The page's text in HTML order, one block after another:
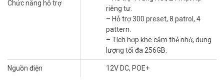
Chức năng hỗ trợ
riêng tư.
– Hỗ trợ 300 preset, 8 patrol, 4
pattern.
– Tích hợp khe cắm thẻ nhớ, dung
lượng tối đa 256GB.
Nguồn điện 12V DC, POE+